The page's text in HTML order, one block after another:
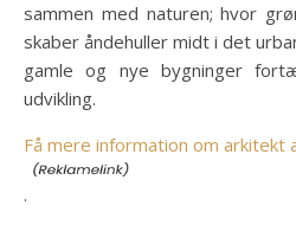
sammen med naturen; hvor
skaber åndehuller midt i det
gamle og nye bygninger
udvikling.
Få mere information om arkitekt
.